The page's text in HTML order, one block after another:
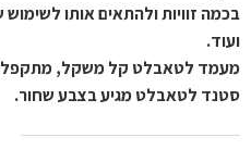
בכמה זוויות ולהתאים אותו
ועוד.
מעמד לטאבלט קל משקל, מתקפל
סטנד לטאבלט מגיע בצבע שחור.